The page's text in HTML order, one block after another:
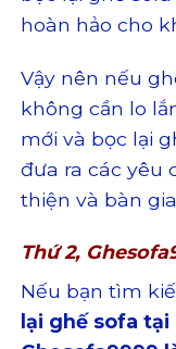
hoàn hảo cho
Vậy nên nếu
không cần lo
mới và bọc lại
đưa ra các yêu
thiện và bàn
Thứ 2,
Nếu bạn tìm
lại ghế sofa